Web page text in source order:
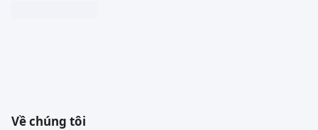
Về chúng tôi